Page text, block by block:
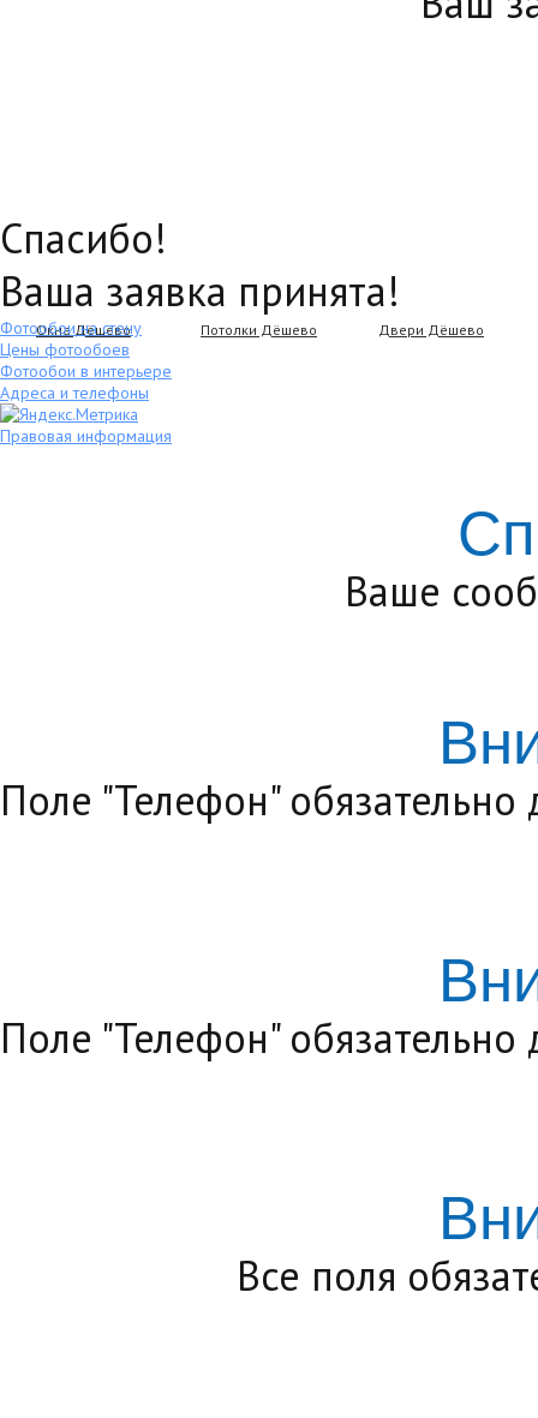
Спасибо!
Ваша заявка принята!
Окна Дёшево Потолки Дёшево Двери Дёшево
Фотообои на стену
Цены фотообоев
Фотообои в интерьере
Адреса и телефоны
Правовая информация
Ваше
Поле "Телефон" обязательно
Поле "Телефон" обязательно
Все поля